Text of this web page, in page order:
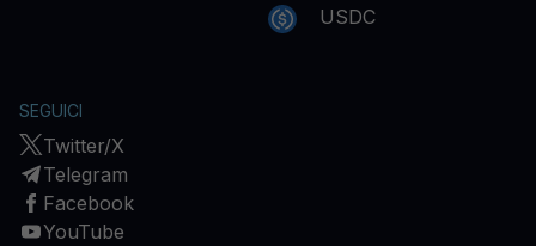
USDC
SEGUICI
Twitter/X
Telegram
Facebook
YouTube